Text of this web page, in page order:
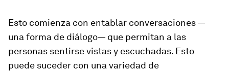
Esto comienza con entablar conversaciones —
una forma de diálogo— que permitan a las
personas sentirse vistas y escuchadas. Esto
puede suceder con una variedad de